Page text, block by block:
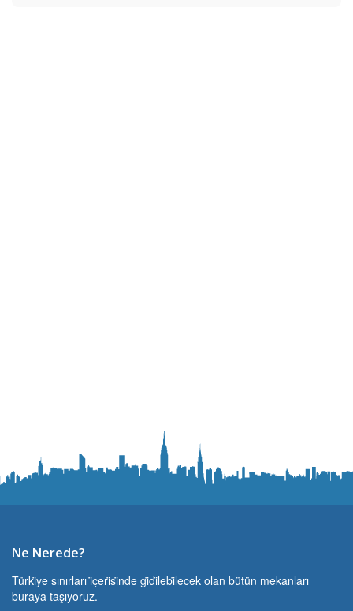
Ne Nerede?
Türki̇ye sınırları i̇çeri̇si̇nde gi̇di̇lebi̇lecek olan bütün mekanları
buraya taşıyoruz.